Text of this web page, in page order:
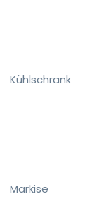
Kühlschrank
Markise